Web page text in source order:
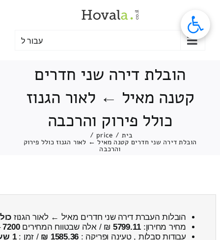
עבור ל
הובלת דירה שני חדרים
קטנה מאיל ← לאור הגנוז
כולל פירוק והרכבה
בית /
price
/
הובלת דירה שני חדרים קטנה מאיל ← לאור הגנוז כולל פירוק
והרכבה
הובלות העברת דירה שני חדרים מאיל ← לאור הגנוז
מחיר מחירון: 5799.11 ₪ / אלה שבטווח המחירים7200
עבודות סבלות , טעינה ופריקה : 1585.36 ₪ / זמן :1 שעות 14 דקות